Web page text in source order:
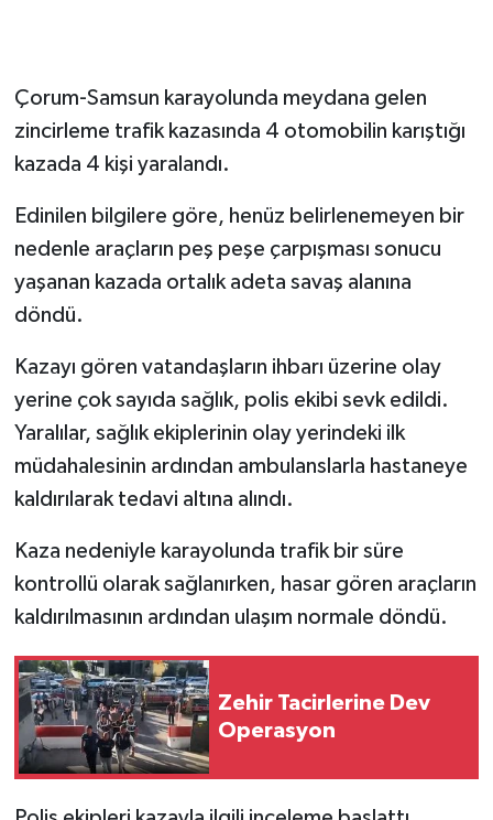
Çorum-Samsun karayolunda meydana gelen
zincirleme trafik kazasında 4 otomobilin karıştığı
kazada 4 kişi yaralandı.
Edinilen bilgilere göre, henüz belirlenemeyen bir
nedenle araçların peş peşe çarpışması sonucu
yaşanan kazada ortalık adeta savaş alanına
döndü.
Kazayı gören vatandaşların ihbarı üzerine olay
yerine çok sayıda sağlık, polis ekibi sevk edildi.
Yaralılar, sağlık ekiplerinin olay yerindeki ilk
müdahalesinin ardından ambulanslarla hastaneye
kaldırılarak tedavi altına alındı.
Kaza nedeniyle karayolunda trafik bir süre
kontrollü olarak sağlanırken, hasar gören araçların
kaldırılmasının ardından ulaşım normale döndü.
Zehir Tacirlerine Dev
Operasyon